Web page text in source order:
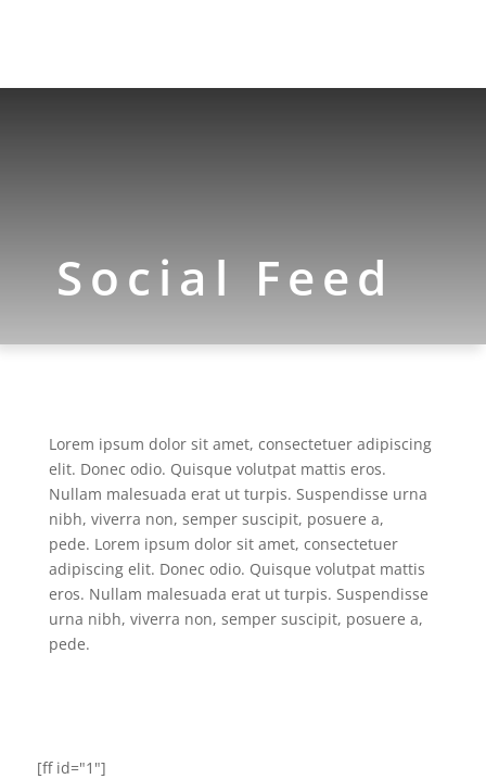
Social Feed
Lorem ipsum dolor sit amet, consectetuer adipiscing
elit. Donec odio. Quisque volutpat mattis eros.
Nullam malesuada erat ut turpis. Suspendisse urna
nibh, viverra non, semper suscipit, posuere a,
pede. Lorem ipsum dolor sit amet, consectetuer
adipiscing elit. Donec odio. Quisque volutpat mattis
eros. Nullam malesuada erat ut turpis. Suspendisse
urna nibh, viverra non, semper suscipit, posuere a,
pede.
[ff id="1"]